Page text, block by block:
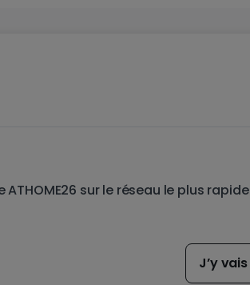
sur le réseau le plus rapide
J’y vais